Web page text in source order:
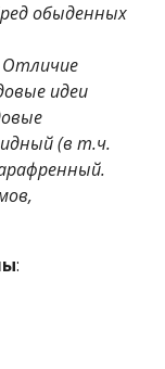
обыденных
Отличие
идеи
(в т.ч.
: